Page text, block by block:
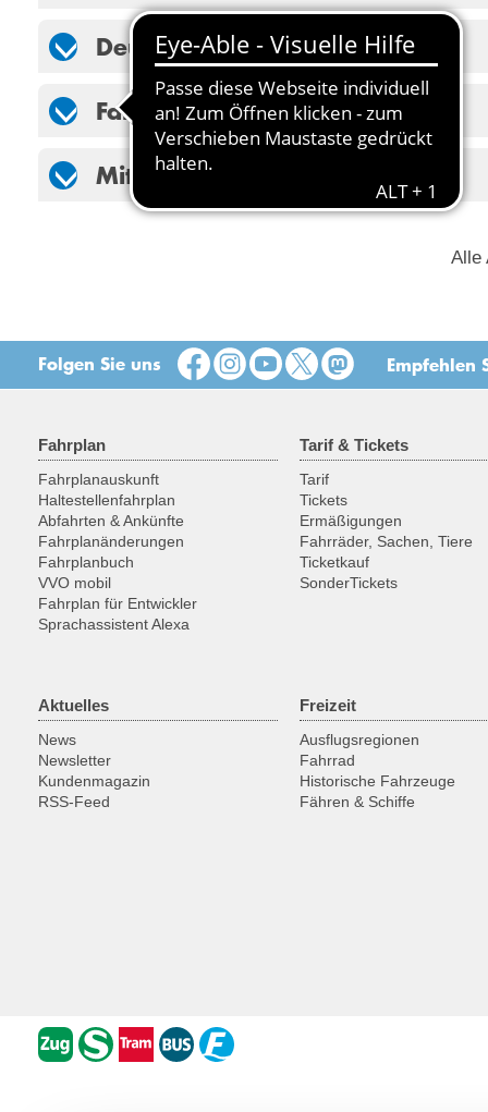
Deutschlandticket
Fahrradmitnahme
Mitnahme eines Hundes
Alle
Folgen Sie uns Empfehlen
Fahrplan
Fahrplanauskunft
Haltestellenfahrplan
Abfahrten & Ankünfte
Fahrplanänderungen
Fahrplanbuch
VVO mobil
Fahrplan für Entwickler
Sprachassistent Alexa
Tarif & Tickets
Tarif
Tickets
Ermäßigungen
Fahrräder, Sachen, Tiere
Ticketkauf
SonderTickets
Aktuelles
News
Newsletter
Kundenmagazin
RSS-Feed
Freizeit
Ausflugsregionen
Fahrrad
Historische Fahrzeuge
Fähren & Schiffe